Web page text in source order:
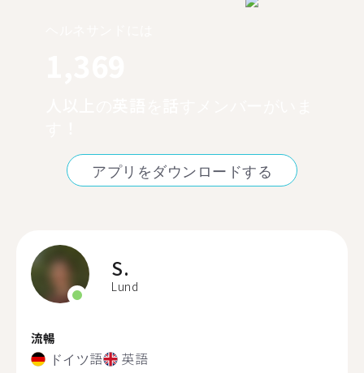
アプリをダウンロードする
S.
Lund
流暢
ドイツ語 英語